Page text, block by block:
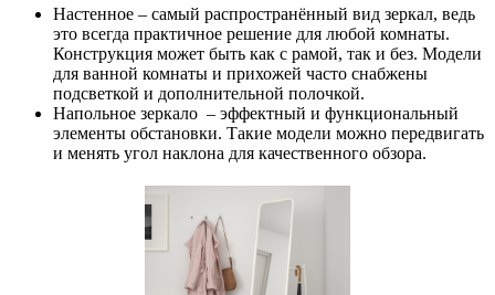
Настенное – самый распространённый вид зеркал, ведь
это всегда практичное решение для любой комнаты.
Конструкция может быть как с рамой, так и без. Модели
для ванной комнаты и прихожей часто снабжены
подсветкой и дополнительной полочкой.
Напольное зеркало – эффектный и функциональный
элементы обстановки. Такие модели можно передвигать
и менять угол наклона для качественного обзора.